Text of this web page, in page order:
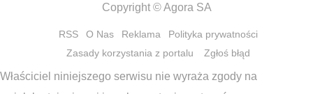
Copyright © Agora SA
RSS O Nas Reklama
Polityka prywatności
Zasady korzystania z portalu
Zgłoś błąd
Właściciel niniejszego serwisu nie wyraża zgody na